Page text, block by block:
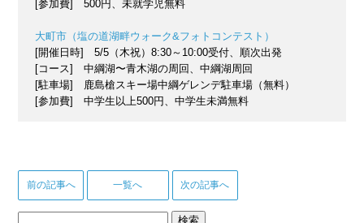
[参加費] 500円、未就学児無料
大町市（塩の道湖畔ウォーク&フォトコンテスト）
[開催日時] 5/5（木祝）8:30～10:00受付、順次出発
[コース] 中綱湖〜青木湖の周回、中綱湖周回
[駐車場] 鹿島槍スキー場中綱ゲレンデ駐車場（無料）
[参加費] 中学生以上500円、中学生未満無料
前の記事へ 一覧へ 次の記事へ